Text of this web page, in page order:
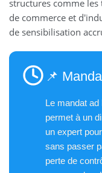
structures comme
de commerce et
de sensibilisation
📌
Le mandat
permet à un
un expert
sans passer
perte de